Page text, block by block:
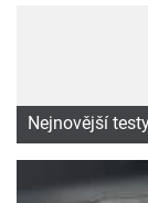
Nejnovější